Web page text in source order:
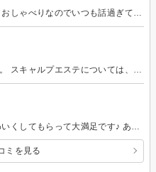
ミを見る